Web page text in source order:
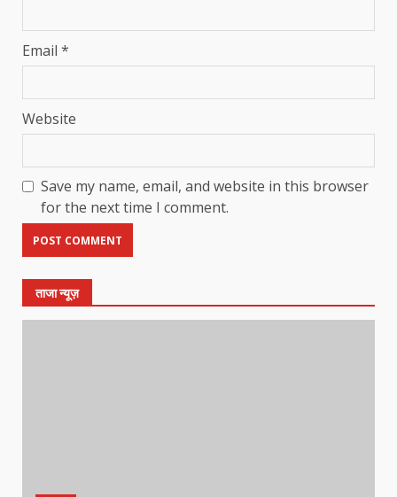
Email *
Website
Save my name, email, and website in this browser
for the next time I comment.
ताजा न्यूज़